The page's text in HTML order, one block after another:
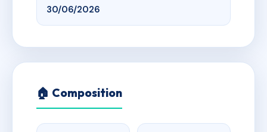
30/06/2026
🏠 Composition